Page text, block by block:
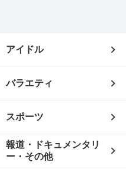
アイドル
バラエティ
スポーツ
報道・ドキュメンタリ
ー・その他